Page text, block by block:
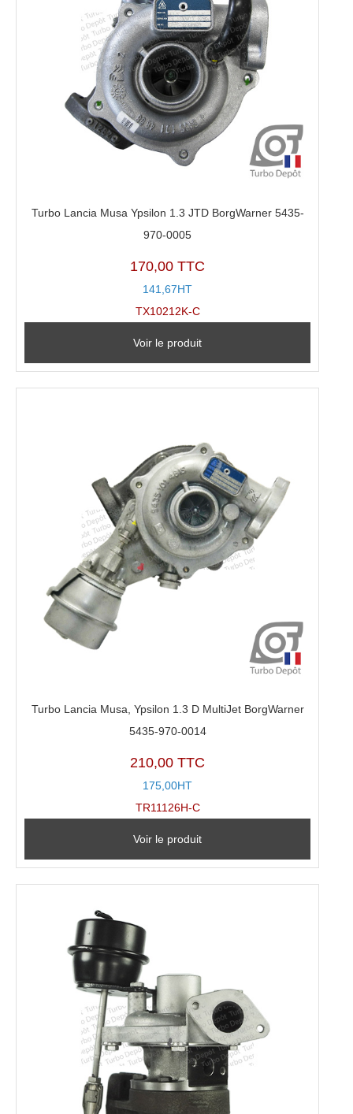
Turbo Lancia Musa Ypsilon 1.3 JTD BorgWarner 5435-
970-0005
170,00 TTC
141,67HT
TX10212K-C
Voir le produit
Turbo Lancia Musa, Ypsilon 1.3 D MultiJet BorgWarner
5435-970-0014
210,00 TTC
175,00HT
TR11126H-C
Voir le produit